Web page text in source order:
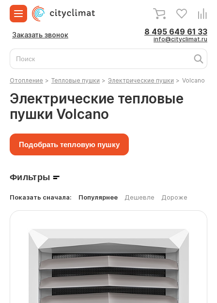
Заказать звонок 8 495 649 61 33
info@cityclimat.ru
Отопление > Тепловые пушки > Электрические пушки > Volcano
Электрические тепловые
пушки Volcano
Подобрать тепловую пушку
Фильтры
Показать сначала: Популярнее Дешевле Дороже